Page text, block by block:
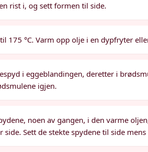
rist i, og sett formen til side.
175 °C. Varm opp olje i en dypfryter
i eggeblandingen, deretter i
igjen.
noen av gangen, i den varme
side. Sett de stekte spydene til side